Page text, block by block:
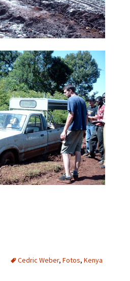
Cedric Weber, Fotos, Kenya